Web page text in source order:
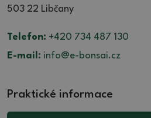
503 22 Libčany
Telefon: +420 734 487 130
E-mail: info@e-bonsai.cz
Praktické informace